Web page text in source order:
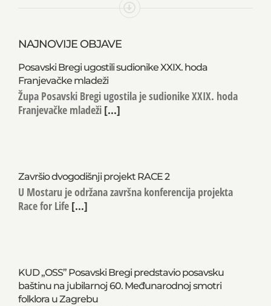
NAJNOVIJE OBJAVE
Posavski Bregi ugostili sudionike XXIX. hoda
Franjevačke mladeži
Župa Posavski Bregi ugostila je sudionike XXIX. hoda
Franjevačke mladeži [...]
Završio dvogodišnji projekt RACE 2
U Mostaru je održana završna konferencija projekta
Race for Life [...]
KUD „OSS” Posavski Bregi predstavio posavsku
baštinu na jubilarnoj 60. Međunarodnoj smotri
folklora u Zagrebu